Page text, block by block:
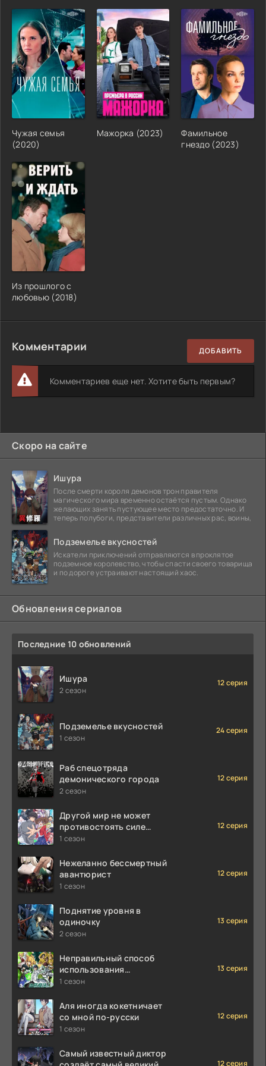
Чужая семья
(2020)
Мажорка (2023)
Фамильное
гнездо (2023)
Из прошлого с
любовью (2018)
Комментарии ДОБАВИТЬ
Комментариев еще нет. Хотите быть первым?
Скоро на сайте
Ишура
После смерти короля демонов трон правителя
магического мира временно остаётся пустым. Однако
желающих занять пустующее место предостаточно. И
теперь полубоги, представители различных рас, воины,
Подземелье вкусностей
Искатели приключений отправляются в проклятое
подземное королевство, чтобы спасти своего товарища
и по дороге устраивают настоящий хаос.
Обновления сериалов
Последние 10 обновлений
Ишура
2 сезон
12 серия
Подземелье вкусностей
1 сезон
24 серия
Раб спецотряда
демонического города
2 сезон
12 серия
Другой мир не может
противостоять силе
мгновенной смерти
1 сезон
12 серия
Нежеланно бессмертный
авантюрист
1 сезон
12 серия
Поднятие уровня в
одиночку
2 сезон
13 серия
Неправильный способ
использования
исцеляющей магии
1 сезон
13 серия
Аля иногда кокетничает
со мной по-русски
1 сезон
12 серия
Самый известный диктор
12 серия